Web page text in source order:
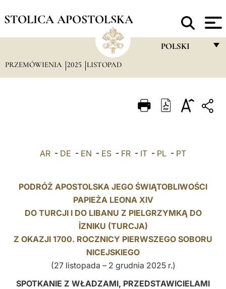
STOLICA APOSTOLSKA
POLSKI
ITALIANO
POLSKI
LATINE
PRZEMÓWIENIA 2025 LISTOPAD
AR - DE - EN - ES - FR - IT - PL - PT
PODRÓŻ APOSTOLSKA JEGO ŚWIĄTOBLIWOŚCI
PAPIEŻA LEONA XIV
DO TURCJI I DO LIBANU Z PIELGRZYMKĄ DO
İZNIKU (TURCJA)
Z OKAZJI 1700. ROCZNICY PIERWSZEGO SOBORU
NICEJSKIEGO
(27 listopada – 2 grudnia 2025 r.)
SPOTKANIE Z WŁADZAMI, PRZEDSTAWICIELAMI